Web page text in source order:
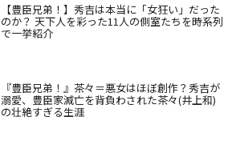
【豊臣兄弟！】秀吉は本当に「女狂い」だった
のか？ 天下人を彩った11人の側室たちを時系列
で一挙紹介
『豊臣兄弟！』茶々＝悪女はほぼ創作？秀吉が
溺愛、豊臣家滅亡を背負わされた茶々(井上和)
の壮絶すぎる生涯